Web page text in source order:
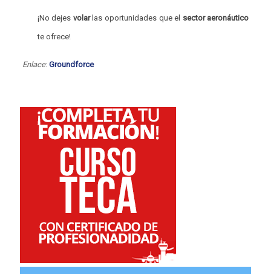
¡No dejes volarlas oportunidades que el sector aeronáutico
te ofrece!
Enlace: Groundforce